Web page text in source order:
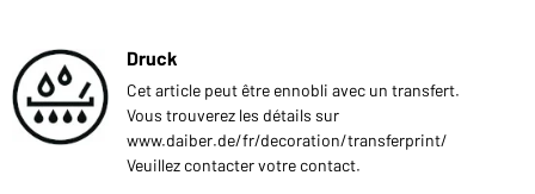
Druck
Cet article peut être ennobli avec un transfert.
Vous trouverez les détails sur
www.daiber.de/fr/decoration/transferprint/
Veuillez contacter votre contact.